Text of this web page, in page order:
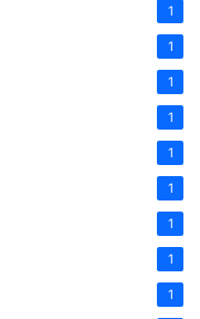
1
1
1
1
1
1
1
1
1